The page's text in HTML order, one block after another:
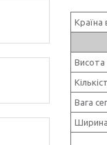
Країна
Висота
Вага